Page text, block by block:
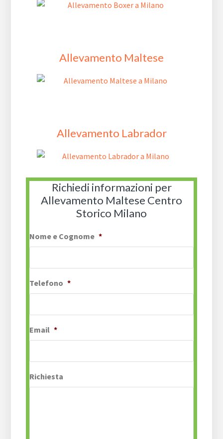
Allevamento Maltese
Allevamento Labrador
Richiedi informazioni per
Allevamento Maltese Centro
Storico Milano
Nome e Cognome *
Telefono *
Email *
Richiesta